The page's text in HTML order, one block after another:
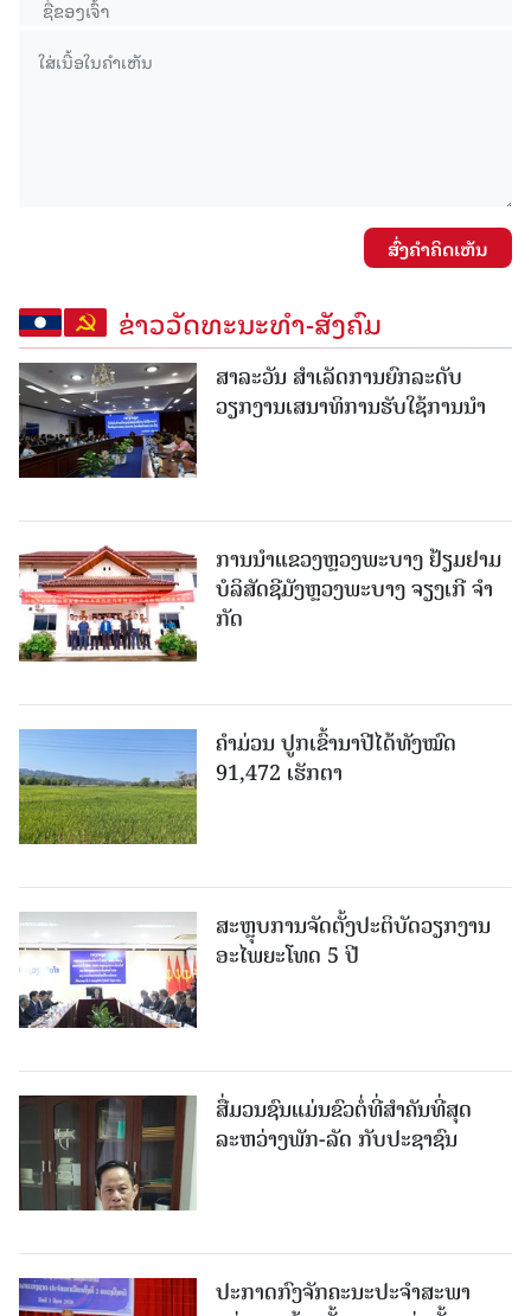
ສົ່ງຄໍາຄິດເຫັນ
ຂ່າວວັດທະນະທຳ-ສັງຄົມ
ສາລະວັນ ສໍາເລັດການຍົກລະດັບ
ວຽກງານເສນາທິການຮັບໃຊ້ການນໍາ
ການນຳແຂວງຫຼວງພະບາງ ຢ້ຽມ​ຢາມ
ບໍ​ລິ​ສັດຊີມັງຫຼວງພະບາງ ຈຽງເກີ ຈໍາ
ກັດ
ຄໍາມ່ວນ ປູກເຂົ້ານາປີໄດ້ທັງໝົດ
91,472 ເຮັກຕາ
ສະຫຼຸບການຈັດຕັ້ງປະຕິບັດວຽກງານ
ອະໄພຍະໂທດ 5 ປີ
ສື່ມວນຊົນແມ່ນຂົວຕໍ່ທີ່ສໍາຄັນທີ່ສຸດ
ລະຫວ່າງພັກ-ລັດ ກັບປະຊາຊົນ
ປະກາດກົງຈັກຄະນະປະຈໍາສະພາ